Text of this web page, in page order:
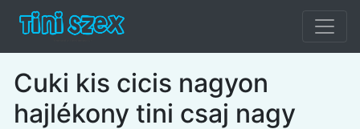
Cuki kis cicis nagyon
hajlékony tini csaj nagy